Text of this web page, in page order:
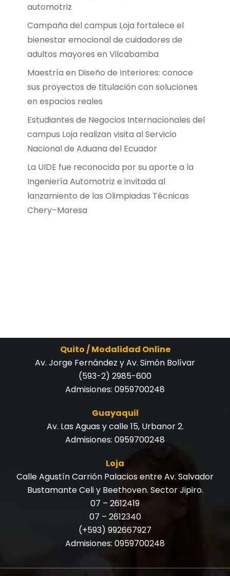
automotriz
Campaña del campus Loja fortalece el
bienestar emocional de cuidadores de
adultos mayores en Vilcabamba
Maestría en Diseño de Interiores: conoce
sus proyectos de titulación con soluciones
en espacios reales
Estudiantes de Negocios Internacionales del
campus Loja realizan visita al Servicio
Nacional de Aduana del Ecuador
La UIDE fue reconocida por su aporte a la
Ingeniería Automotriz e invitada al
lanzamiento de las Olimpiadas Técnicas
Chery–Maresa
Quito / Modalidad Online
Av. Jorge Fernández y Av. Simón Bolívar
(593-2) 2985-600
Admisiones: 0959700248
Guayaquil
Av. Las Aguas y calle 15, Urbanor 2.
Admisiones: 0959700248
Loja
Calle Agustín Carrión Palacios entre Av. Salvador
Bustamante Celi y Beethoven. Sector Jipiro.
07 – 2612419
07 – 2612340
(+593) 992667927
Admisiones: 0959700248